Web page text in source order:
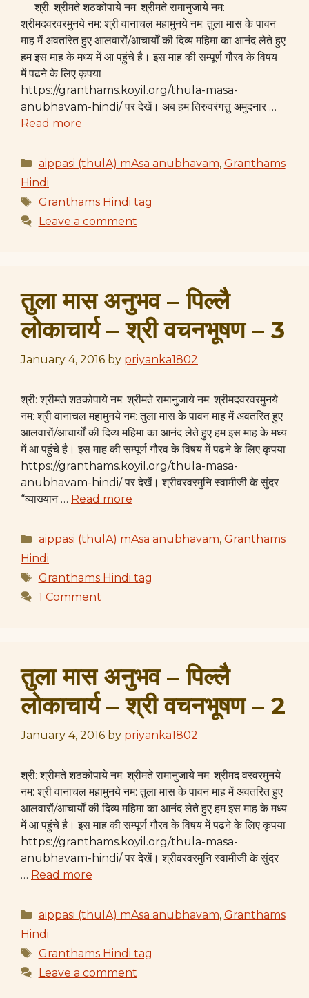
श्री: श्रीमते शठकोपाये नम: श्रीमते रामानुजाये नम:
श्रीमदवरवरमुनये नम: श्री वानाचल महामुनये नम: तुला मास के पावन
माह में अवतरित हुए आलवारों/आचार्यों की दिव्य महिमा का आनंद लेते हुए
हम इस माह के मध्य में आ पहुंचे है। इस माह की सम्पूर्ण गौरव के विषय
में पढने के लिए कृपया
https://granthams.koyil.org/thula-masa-
anubhavam-hindi/ पर देखें। अब हम तिरुवरंगत्तु अमुदनार …
Read more
Categories
aippasi (thulA) mAsa anubhavam, Granthams
Hindi
Tags
Granthams Hindi tag
Leave a comment
तुला मास अनुभव – पिल्लै
लोकाचार्य – श्री वचनभूषण – 3
January 4, 2016 by priyanka1802
श्री: श्रीमते शठकोपाये नम: श्रीमते रामानुजाये नम: श्रीमदवरवरमुनये
नम: श्री वानाचल महामुनये नम: तुला मास के पावन माह में अवतरित हुए
आलवारों/आचार्यों की दिव्य महिमा का आनंद लेते हुए हम इस माह के मध्य
में आ पहुंचे है। इस माह की सम्पूर्ण गौरव के विषय में पढने के लिए कृपया
https://granthams.koyil.org/thula-masa-
anubhavam-hindi/ पर देखें। श्रीवरवरमुनि स्वामीजी के सुंदर
“व्याख्यान … Read more
Categories
aippasi (thulA) mAsa anubhavam, Granthams
Hindi
Tags
Granthams Hindi tag
1 Comment
तुला मास अनुभव – पिल्लै
लोकाचार्य – श्री वचनभूषण – 2
January 4, 2016 by priyanka1802
श्री: श्रीमते शठकोपाये नम: श्रीमते रामानुजाये नम: श्रीमद वरवरमुनये
नम: श्री वानाचल महामुनये नम: तुला मास के पावन माह में अवतरित हुए
आलवारों/आचार्यों की दिव्य महिमा का आनंद लेते हुए हम इस माह के मध्य
में आ पहुंचे है। इस माह की सम्पूर्ण गौरव के विषय में पढने के लिए कृपया
https://granthams.koyil.org/thula-masa-
anubhavam-hindi/ पर देखें। श्रीवरवरमुनि स्वामीजी के सुंदर
… Read more
Categories
aippasi (thulA) mAsa anubhavam, Granthams
Hindi
Tags
Granthams Hindi tag
Leave a comment